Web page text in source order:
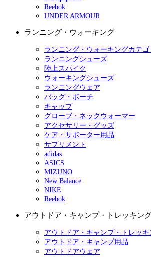
Reebok
UNDER ARMOUR
ランニング・ウォーキング
ランニング・ウォーキングカテゴ
ランニングシューズ
陸上スパイク
ウォーキングシューズ
ランニングウェア
バッグ・ポーチ
キャップ
グローブ・ネックウォーマー
アクセサリー・グッズ
ケア・サポーター用品
サプリメント
adidas
ASICS
MIZUNO
New Balance
NIKE
Reebok
アウトドア・キャンプ・トレッキン
アウトドア・キャンプ・トレッ
アウトドア・キャンプ用品
アウトドアウェア